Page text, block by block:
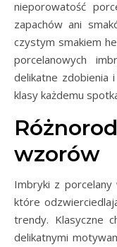
nieporowatość
zapachów ani
czystym smakiem
porcelanowych
delikatne zdobienia
klasy każdemu
wzorów
Imbryki z
które
trendy. Klasyczne
delikatnymi